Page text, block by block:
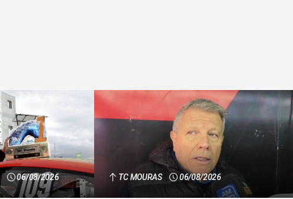
06/08/2026 TC MOURAS 06/08/2026